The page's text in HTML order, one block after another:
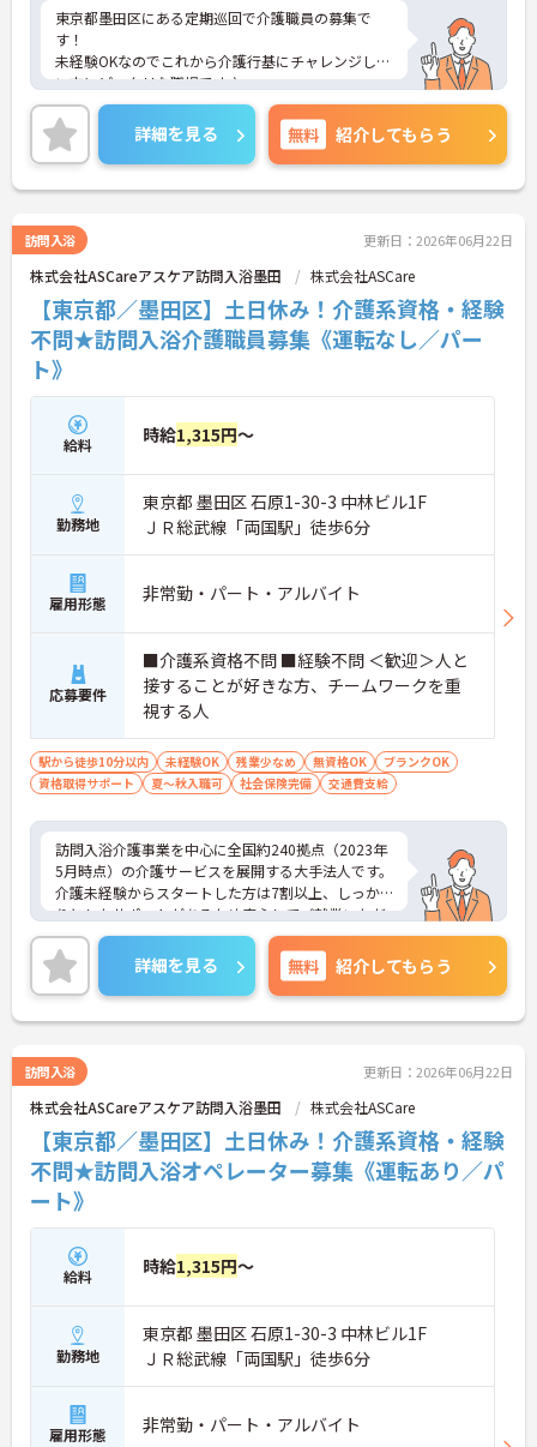
東京都墨田区にある定期巡回で介護職員の募集で
す！
未経験OKなのでこれから介護行基にチャレンジした
い方にピッタリな職場です♪
週3日～勤務OKなのでライフスタイルに合わせた働
き方ができます！
ご興味ある方は面接ポイントをお伝えしますので、
お気軽にご連絡ください。
詳細を見る 無料 紹介してもらう
訪問入浴 更新日：2026年06月22日
株式会社ASCareアスケア訪問入浴墨田 株式会社ASCare
【東京都／墨田区】土日休み！介護系資格・経験
不問★訪問入浴介護職員募集《運転なし／パー
ト》
給料 時給1,315円～
勤務地
東京都 墨田区 石原1-30-3 中林ビル1F
ＪＲ総武線「両国駅」徒歩6分
雇用形態 非常勤・パート・アルバイト
応募要件
■介護系資格不問 ■経験不問 ＜歓迎＞人と
接することが好きな方、チームワークを重
視する人
駅から徒歩10分以内 未経験OK 残業少なめ 無資格OK
ブランクOK
資格取得サポート
夏～秋入職可 社会保険完備 交通費支給
訪問入浴介護事業を中心に全国約240拠点（2023年
5月時点）の介護サービスを展開する大手法人です。
介護未経験からスタートした方は7割以上、しっか
りとしたサポートがあるため安心してご就業いただ
けます。お風呂に入れなくて困っている方に、手を
差し伸べてあげられるとてもやりがいのあるお仕事
です。ご興味ある方には、面接対策ポイントなど、
さらに詳細をお話しいたしますのでお気軽にご相談
ください！
詳細を見る 無料 紹介してもらう
訪問入浴 更新日：2026年06月22日
株式会社ASCareアスケア訪問入浴墨田 株式会社ASCare
【東京都／墨田区】土日休み！介護系資格・経験
不問★訪問入浴オペレーター募集《運転あり／パ
ート》
給料 時給1,315円～
勤務地
東京都 墨田区 石原1-30-3 中林ビル1F
ＪＲ総武線「両国駅」徒歩6分
雇用形態 非常勤・パート・アルバイト